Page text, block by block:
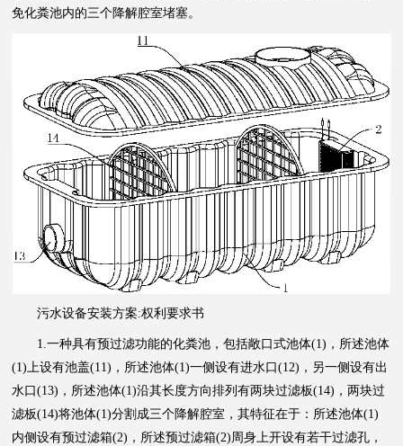
免化粪池内的三个降解腔室堵塞。
污水设备安装方案:权利要求书
1.一种具有预过滤功能的化粪池，包括敞口式池体(1)，所述池体
(1)上设有池盖(11)，所述池体(1)一侧设有进水口(12)，另一侧设有出
水口(13)，所述池体(1)沿其长度方向排列有两块过滤板(14)，两块过
滤板(14)将池体(1)分割成三个降解腔室，其特征在于：所述池体(1)
内侧设有预过滤箱(2)，所述预过滤箱(2)周身上开设有若干过滤孔，